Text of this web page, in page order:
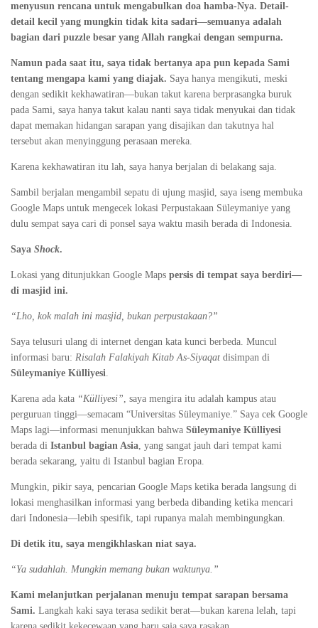
menyusun rencana untuk mengabulkan doa hamba-Nya. Detail-
detail kecil yang mungkin tidak kita sadari—semuanya adalah
bagian dari puzzle besar yang Allah rangkai dengan sempurna.
Namun pada saat itu, saya tidak bertanya apa pun kepada Sami
tentang mengapa kami yang diajak. Saya hanya mengikuti, meski
dengan sedikit kekhawatiran—bukan takut karena berprasangka buruk
pada Sami, saya hanya takut kalau nanti saya tidak menyukai dan tidak
dapat memakan hidangan sarapan yang disajikan dan takutnya hal
tersebut akan menyinggung perasaan mereka.
Karena kekhawatiran itu lah, saya hanya berjalan di belakang saja.
Sambil berjalan mengambil sepatu di ujung masjid, saya iseng membuka
Google Maps untuk mengecek lokasi Perpustakaan Süleymaniye yang
dulu sempat saya cari di ponsel saya waktu masih berada di Indonesia.
Saya Shock.
Lokasi yang ditunjukkan Google Maps persis di tempat saya berdiri—
di masjid ini.
“Lho, kok malah ini masjid, bukan perpustakaan?”
Saya telusuri ulang di internet dengan kata kunci berbeda. Muncul
informasi baru: Risalah Falakiyah Kitab As-Siyaqat disimpan di
Süleymaniye Külliyesi.
Karena ada kata “Külliyesi”, saya mengira itu adalah kampus atau
perguruan tinggi—semacam “Universitas Süleymaniye.” Saya cek Google
Maps lagi—informasi menunjukkan bahwa Süleymaniye Külliyesi
berada di Istanbul bagian Asia, yang sangat jauh dari tempat kami
berada sekarang, yaitu di Istanbul bagian Eropa.
Mungkin, pikir saya, pencarian Google Maps ketika berada langsung di
lokasi menghasilkan informasi yang berbeda dibanding ketika mencari
dari Indonesia—lebih spesifik, tapi rupanya malah membingungkan.
Di detik itu, saya mengikhlaskan niat saya.
“Ya sudahlah. Mungkin memang bukan waktunya.”
Kami melanjutkan perjalanan menuju tempat sarapan bersama
Sami. Langkah kaki saya terasa sedikit berat—bukan karena lelah, tapi